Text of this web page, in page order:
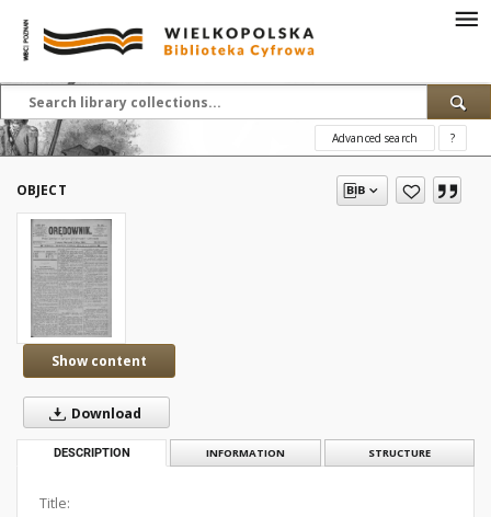
Advanced search ?
OBJECT
Show content
Download
DESCRIPTION INFORMATION STRUCTURE
Title: